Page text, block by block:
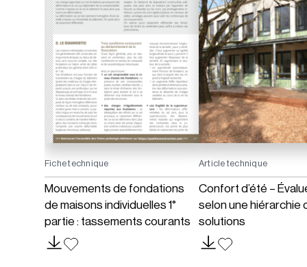
Fiche technique
Mouvements de fondations
de maisons individuelles 1°
partie : tassements courants
Article technique
Confort d’été –
selon une hiérarchie
solutions